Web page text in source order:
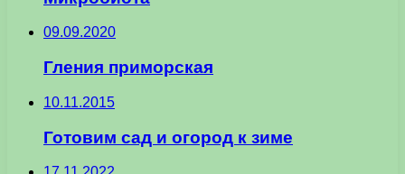
09.09.2020
Гления приморская
10.11.2015
Готовим сад и огород к зиме